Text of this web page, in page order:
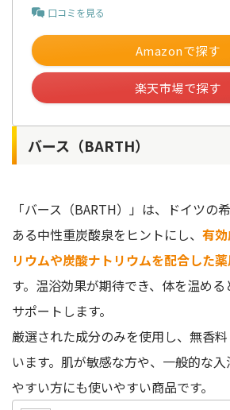
口コミを見る
Amazonで探す
楽天市場で探す
バース（BARTH）
「バース（BARTH）」は、ドイツの
ある中性重炭酸泉をヒントにし、 有
リウムや炭酸ナトリウムを配合した
す。温浴効果が期待でき、体を温め
サポートします。
厳選された成分のみを使用し、無香
います。肌が敏感な方や、一般的な
やすい方にも使いやすい商品です。